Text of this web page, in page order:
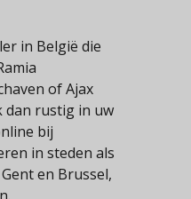
in België die
of Ajax
dan rustig in uw
bij
in steden als
en Brussel,